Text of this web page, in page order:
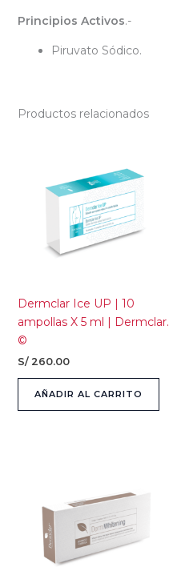
Principios Activos.-
Piruvato Sódico.
Productos relacionados
Dermclar Ice UP | 10
ampollas X 5 ml | Dermclar.
©
S/260.00
AÑADIR AL CARRITO